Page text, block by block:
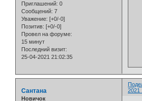
Приглашений: 0
Сообщений: 7
Уважение: [+0/-0]
Позитив: [+0/-0]
Провел на форуме:
15 минут
Последний визит:
25-04-2021 21:02:35
2021
Сантана
Новичок